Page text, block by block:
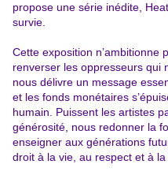
propose une série inédite,
survie.
Cette exposition n’ambitionne
renverser les oppresseurs qui
nous délivre un message
et les fonds monétaires
humain. Puissent les artistes
générosité, nous redonner la
enseigner aux générations
droit à la vie, au respect et à la